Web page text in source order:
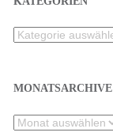
Kategorien
MONATSARCHIVE
Monatsarchive